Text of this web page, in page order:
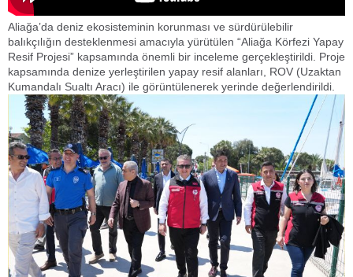
Aliağa’da deniz ekosisteminin korunması ve sürdürülebilir
balıkçılığın desteklenmesi amacıyla yürütülen “Aliağa Körfezi Yapay
Resif Projesi” kapsamında önemli bir inceleme gerçekleştirildi. Proje
kapsamında denize yerleştirilen yapay resif alanları, ROV (Uzaktan
Kumandalı Sualtı Aracı) ile görüntülenerek yerinde değerlendirildi.